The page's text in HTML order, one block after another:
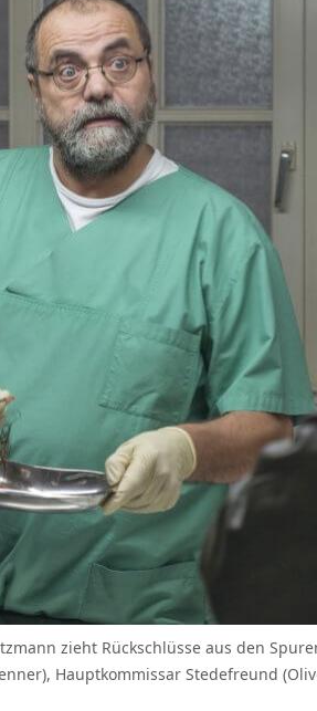
zieht Rückschlüsse aus den
Hauptkommissar Stedefreund